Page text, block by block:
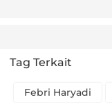
Tag Terkait
Febri Haryadi